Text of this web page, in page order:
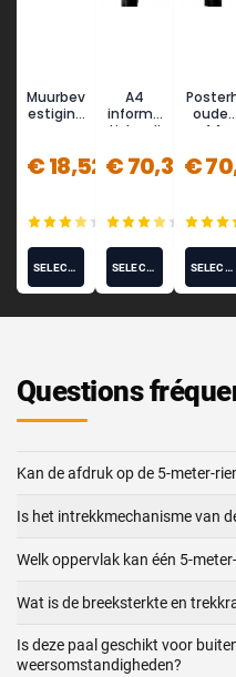
Muurbev
estiging
d
Potelet®
€ 18,52
(15)
SELECT OPTIONS
A4
informa
tiebordj
paal
(staand
€ 70,35
(10)
SELECT OPTIONS
ouder
A4
€
SELECT OPTIONS
Questions
Kan de afdruk op de 5-meter-
Is het intrekkmechanisme van
Welk oppervlak kan één 5-
Wat is de breeksterkte en
Is deze paal geschikt voor
weersomstandigheden?